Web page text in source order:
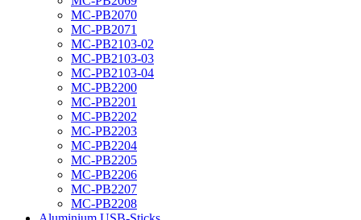
MC-PB2070
MC-PB2071
MC-PB2103-02
MC-PB2103-03
MC-PB2103-04
MC-PB2200
MC-PB2201
MC-PB2202
MC-PB2203
MC-PB2204
MC-PB2205
MC-PB2206
MC-PB2207
MC-PB2208